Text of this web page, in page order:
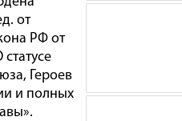
от
РФ от
Героев
и полных